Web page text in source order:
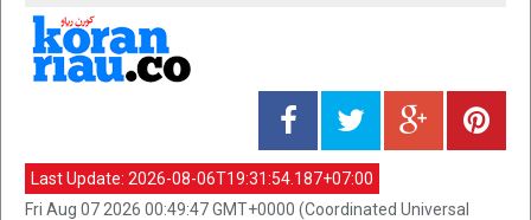
Last Update: 2026-08-06T19:31:54.187+07:00
Fri Aug 07 2026 00:49:47 GMT+0000 (Coordinated Universal